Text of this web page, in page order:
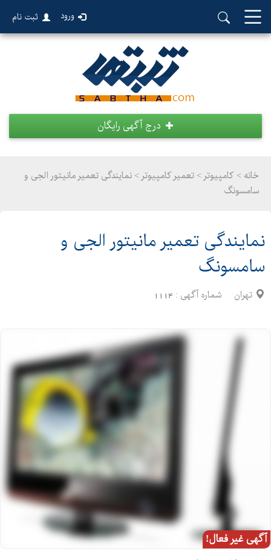
ورود ثبت نام
درج آگهی رایگان
خانه > کامپیوتر > تعمیر کامپیوتر > نمایندگی تعمیر مانیتور الجی و
سامسونگ
نمایندگی تعمیر مانیتور الجی و
سامسونگ
تهران شماره آگهی : 1114
آگهی غیر فعال!